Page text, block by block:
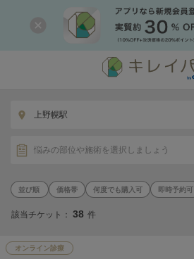
上野幌駅
悩みの部位や施術を選択しましょう
価格帯 何度でも購入可 即時予約可
該当チケット： 38 件
オンライン診療